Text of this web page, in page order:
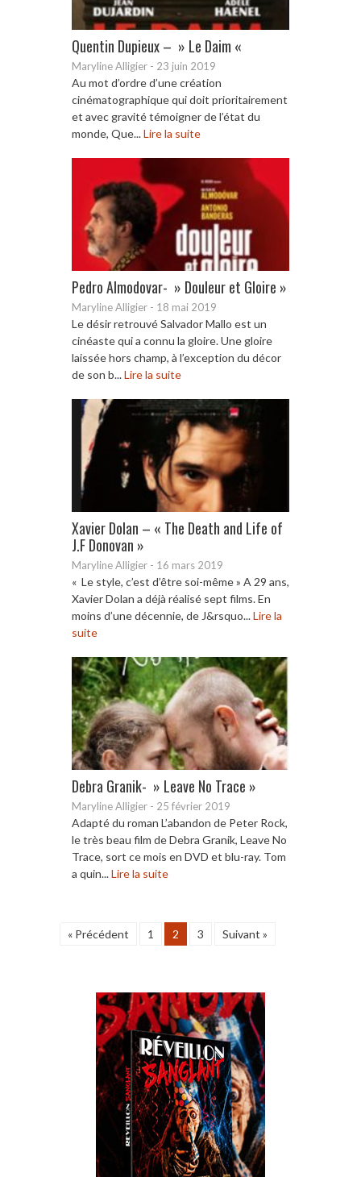
Quentin Dupieux – » Le Daim «
Maryline Alligier - 23 juin 2019
Au mot d’ordre d’une création
cinématographique qui doit prioritairement
et avec gravité témoigner de l’état du
monde, Que...Lire la suite
Pedro Almodovar- » Douleur et Gloire »
Maryline Alligier - 18 mai 2019
Le désir retrouvé Salvador Mallo est un
cinéaste qui a connu la gloire. Une gloire
laissée hors champ, à l’exception du décor
de son b...Lire la suite
Xavier Dolan – « The Death and Life of
J.F Donovan »
Maryline Alligier - 16 mars 2019
« Le style, c’est d’être soi-même » A 29 ans,
Xavier Dolan a déjà réalisé sept films. En
moins d’une décennie, de J&rsquo...Lire la
suite
Debra Granik- » Leave No Trace »
Maryline Alligier - 25 février 2019
Adapté du roman L’abandon de Peter Rock,
le très beau film de Debra Granik, Leave No
Trace, sort ce mois en DVD et blu-ray. Tom
a quin...Lire la suite
« Précédent 1 2 3 Suivant »